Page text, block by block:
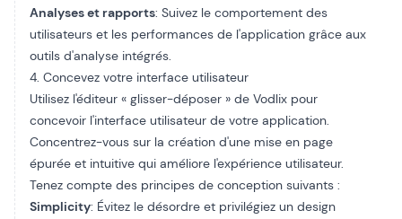
Analyses et rapports: Suivez le comportement des
utilisateurs et les performances de l'application grâce aux
outils d'analyse intégrés.
4. Concevez votre interface utilisateur
Utilisez l'éditeur « glisser-déposer » de Vodlix pour
concevoir l'interface utilisateur de votre application.
Concentrez-vous sur la création d'une mise en page
épurée et intuitive qui améliore l'expérience utilisateur.
Tenez compte des principes de conception suivants :
Simplicity: Évitez le désordre et privilégiez un design